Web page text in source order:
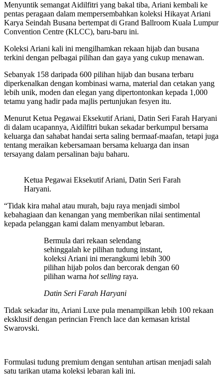
Menyuntik semangat Aidilfitri yang bakal tiba, Ariani kembali ke
pentas peragaan dalam mempersembahkan koleksi Hikayat Ariani
Karya Seindah Busana bertempat di Grand Ballroom Kuala Lumpur
Convention Centre (KLCC), baru-baru ini.
Koleksi Ariani kali ini mengilhamkan rekaan hijab dan busana
terkini dengan pelbagai pilihan dan gaya yang cukup menawan.
Sebanyak 158 daripada 600 pilihan hijab dan busana terbaru
diperkenalkan dengan kombinasi warna, material dan cetakan yang
lebih unik, moden dan elegan yang dipertontonkan kepada 1,000
tetamu yang hadir pada majlis pertunjukan fesyen itu.
Menurut Ketua Pegawai Eksekutif Ariani, Datin Seri Farah Haryani
di dalam ucapannya, Aidilfitri bukan sekadar berkumpul bersama
keluarga dan sahabat handai serta saling bermaaf-maafan, tetapi juga
tentang meraikan kebersamaan bersama keluarga dan insan
tersayang dalam persalinan baju baharu.
Ketua Pegawai Eksekutif Ariani, Datin Seri Farah
Haryani.
“Tidak kira mahal atau murah, baju raya menjadi simbol
kebahagiaan dan kenangan yang memberikan nilai sentimental
kepada pelanggan kami dalam menyambut lebaran.
Bermula dari rekaan selendang
sehinggalah ke pilihan tudung instant,
koleksi Ariani ini merangkumi lebih 300
pilihan hijab polos dan bercorak dengan 60
pilihan warna hot selling raya.
Datin Seri Farah Haryani
Tidak sekadar itu, Ariani Luxe pula menampilkan lebih 100 rekaan
eksklusif dengan perincian French lace dan kemasan kristal
Swarovski.
Formulasi tudung premium dengan sentuhan artisan menjadi salah
satu tarikan utama koleksi lebaran kali ini.